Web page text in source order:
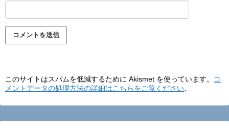
このサイトはスパムを低減するために Akismet を使っています。
コ
メントデータの処理方法の詳細はこちらをご覧ください。